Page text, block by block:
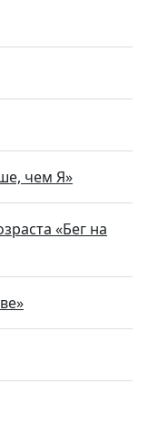
чем Я»
«Бег на